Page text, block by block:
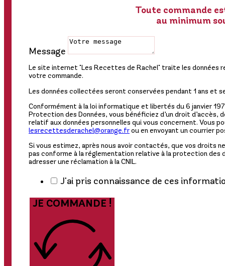
Toute commande
au minimum
Message
Le site internet "Les Recettes de Rachel" traite les données
votre commande.
Les données collectées seront conservées pendant 1 ans et
Conformément à la loi informatique et libertés du 6 janvier
Protection des Données, vous bénéficiez d’un droit
relatif aux données personnelles qui vous concernent. Vous
lesrecettesderachel@orange.fr ou en envoyant un courrier
Si vous estimez, après nous avoir contactés, que vos droits
pas conforme à la réglementation relative à la protection des
adresser une réclamation à la CNIL.
J'ai pris connaissance de ces
JE COMMANDE !